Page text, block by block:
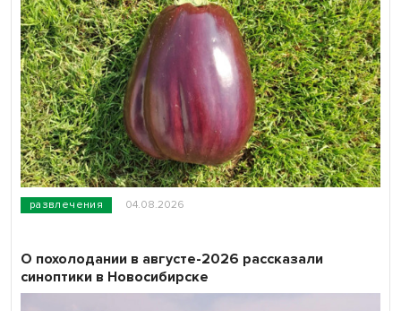
развлечения 04.08.2026
О похолодании в августе-2026 рассказали
синоптики в Новосибирске